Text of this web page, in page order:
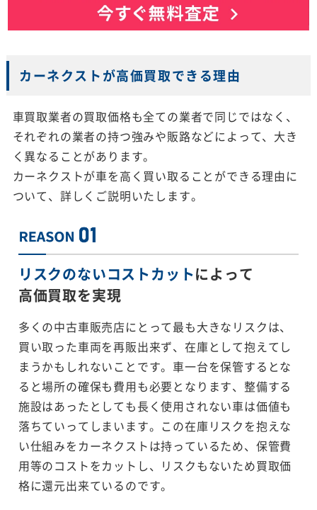
カーネクストが高価買取できる理由
車買取業者の買取価格も全ての業者で同じではなく、
それぞれの業者の持つ強みや販路などによって、大き
く異なることがあります。
カーネクストが車を高く買い取ることができる理由に
ついて、詳しくご説明いたします。
リスクのないコストカットによって
高価買取を実現
多くの中古車販売店にとって最も大きなリスクは、
買い取った車両を再販出来ず、在庫として抱えてし
まうかもしれないことです。車一台を保管するとな
ると場所の確保も費用も必要となります、整備する
施設はあったとしても長く使用されない車は価値も
落ちていってしまいます。この在庫リスクを抱えな
い仕組みをカーネクストは持っているため、保管費
用等のコストをカットし、リスクもないため買取価
格に還元出来ているのです。